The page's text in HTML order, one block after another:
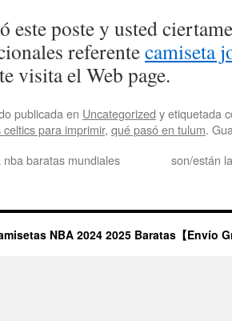
este poste y usted
referentecamiseta
visita el Web page.
publicada en Uncategorized y etiquetada
para imprimir, qué pasó en tulum.
baratas mundiales son/están
NBA 2024 2025 Baratas【Envío